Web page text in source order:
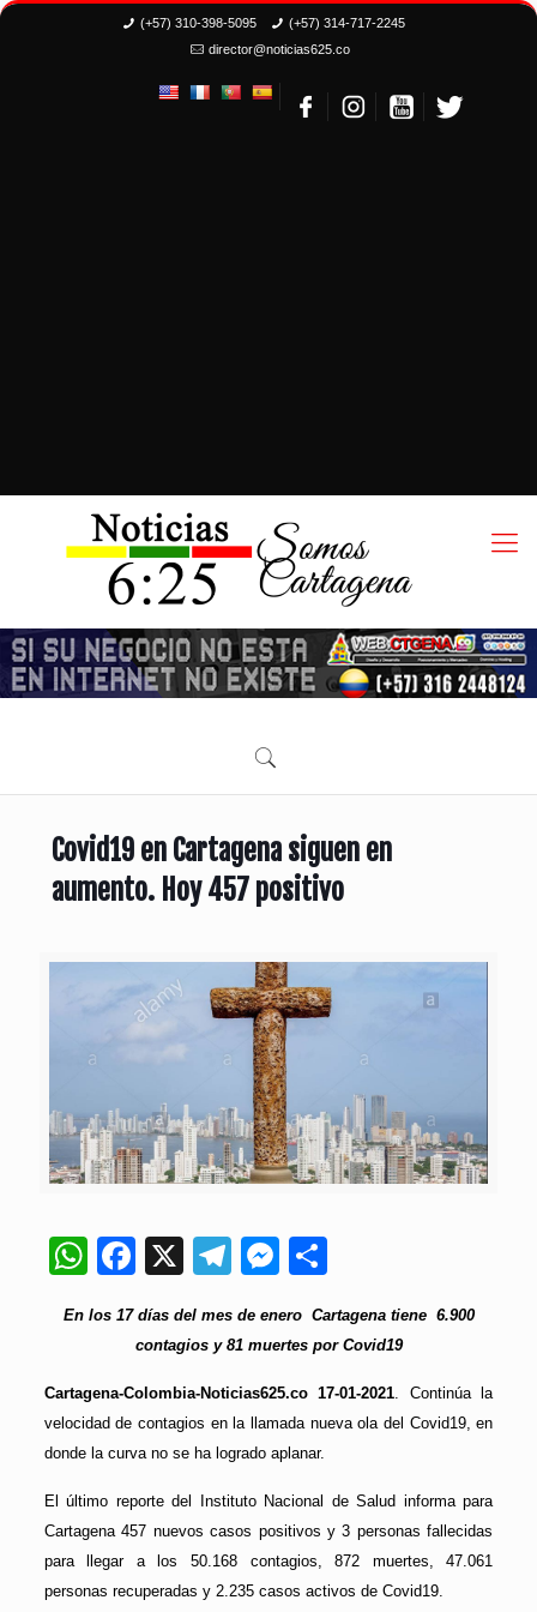
(+57) 310-398-5095
(+57) 314-717-2245
director@noticias625.co
Covid19 en Cartagena siguen en
aumento. Hoy 457 positivo
WhatsApp
Facebook
X Telegram
Messenger
En los 17 días del mes de enero Cartagena tiene 6.900
contagios y 81 muertes por Covid19
Cartagena-Colombia-Noticias625.co 17-01-2021. Continúa la
velocidad de contagios en la llamada nueva ola del Covid19, en
donde la curva no se ha logrado aplanar.
El último reporte del Instituto Nacional de Salud informa para
Cartagena 457 nuevos casos positivos y 3 personas fallecidas
para llegar a los 50.168 contagios, 872 muertes, 47.061
personas recuperadas y 2.235 casos activos de Covid19.